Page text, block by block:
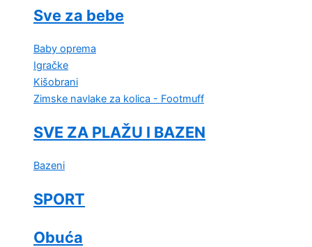
Sve za bebe
Baby oprema
Igračke
Kišobrani
Zimske navlake za kolica - Footmuff
SVE ZA PLAŽU I BAZEN
Bazeni
SPORT
Obuća